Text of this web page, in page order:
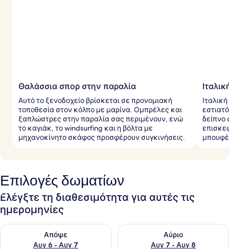
Θαλάσσια σπορ στην παραλία
Αυτό το ξενοδοχείο βρίσκεται σε προνομιακή
τοποθεσία στον κόλπο με μαρίνα. Ομπρέλες και
ξαπλώστρες στην παραλία σας περιμένουν, ενώ
το καγιάκ, το windsurfing και η βόλτα με
μηχανοκίνητο σκάφος προσφέρουν συγκινήσεις.
δείπνο
Επιλογές δωματίων
Ελέγξτε τη διαθεσιμότητα για αυτές τις
ημερομηνίες
Απόψε
Αυγ 6 - Αυγ 7
Έλεγχος διαθεσιμότητας για απόψε Αυγ 6 - Αυγ 7
Αύριο
Αυγ 7 - Αυγ 8
Έλεγχος διαθεσιμότητας